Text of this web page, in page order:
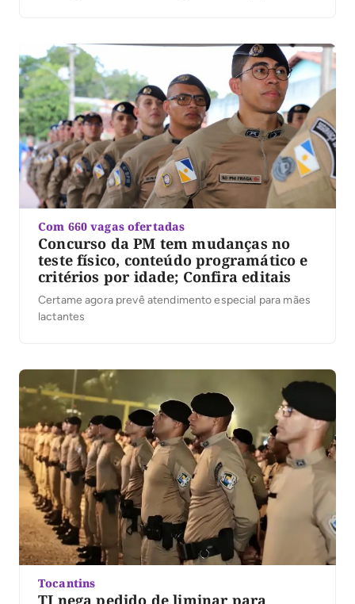
reivindicavam direito à terra. Conforme os relatos,
viaturas com sirenes ligadas fizeram rondas […]
Com 660 vagas ofertadas
Concurso da PM tem mudanças no
teste físico, conteúdo programático e
critérios por idade; Confira editais
Certame agora prevê atendimento especial para mães
lactantes
Tocantins